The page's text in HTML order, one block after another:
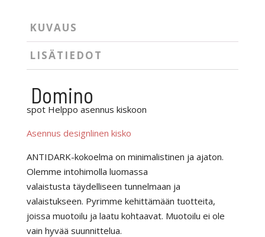
KUVAUS
LISÄTIEDOT
Domino
spot Helppo asennus kiskoon
Asennus designlinen kisko
ANTIDARK-kokoelma on minimalistinen ja ajaton.
Olemme intohimolla luomassa
valaistusta täydelliseen tunnelmaan ja
valaistukseen. Pyrimme kehittämään tuotteita,
joissa muotoilu ja laatu kohtaavat. Muotoilu ei ole
vain hyvää suunnittelua.